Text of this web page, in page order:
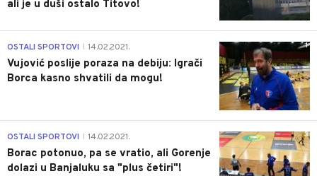
ali je u duši ostalo Titovo!
1
OSTALI SPORTOVI 14.02.2021.
Vujović poslije poraza na debiju: Igrači
Borca kasno shvatili da mogu!
3
OSTALI SPORTOVI 14.02.2021.
Borac potonuo, pa se vratio, ali Gorenje
dolazi u Banjaluku sa "plus četiri"!